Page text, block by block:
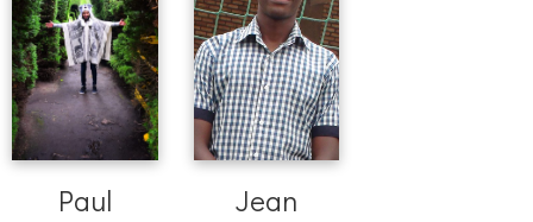
Paul
Jean